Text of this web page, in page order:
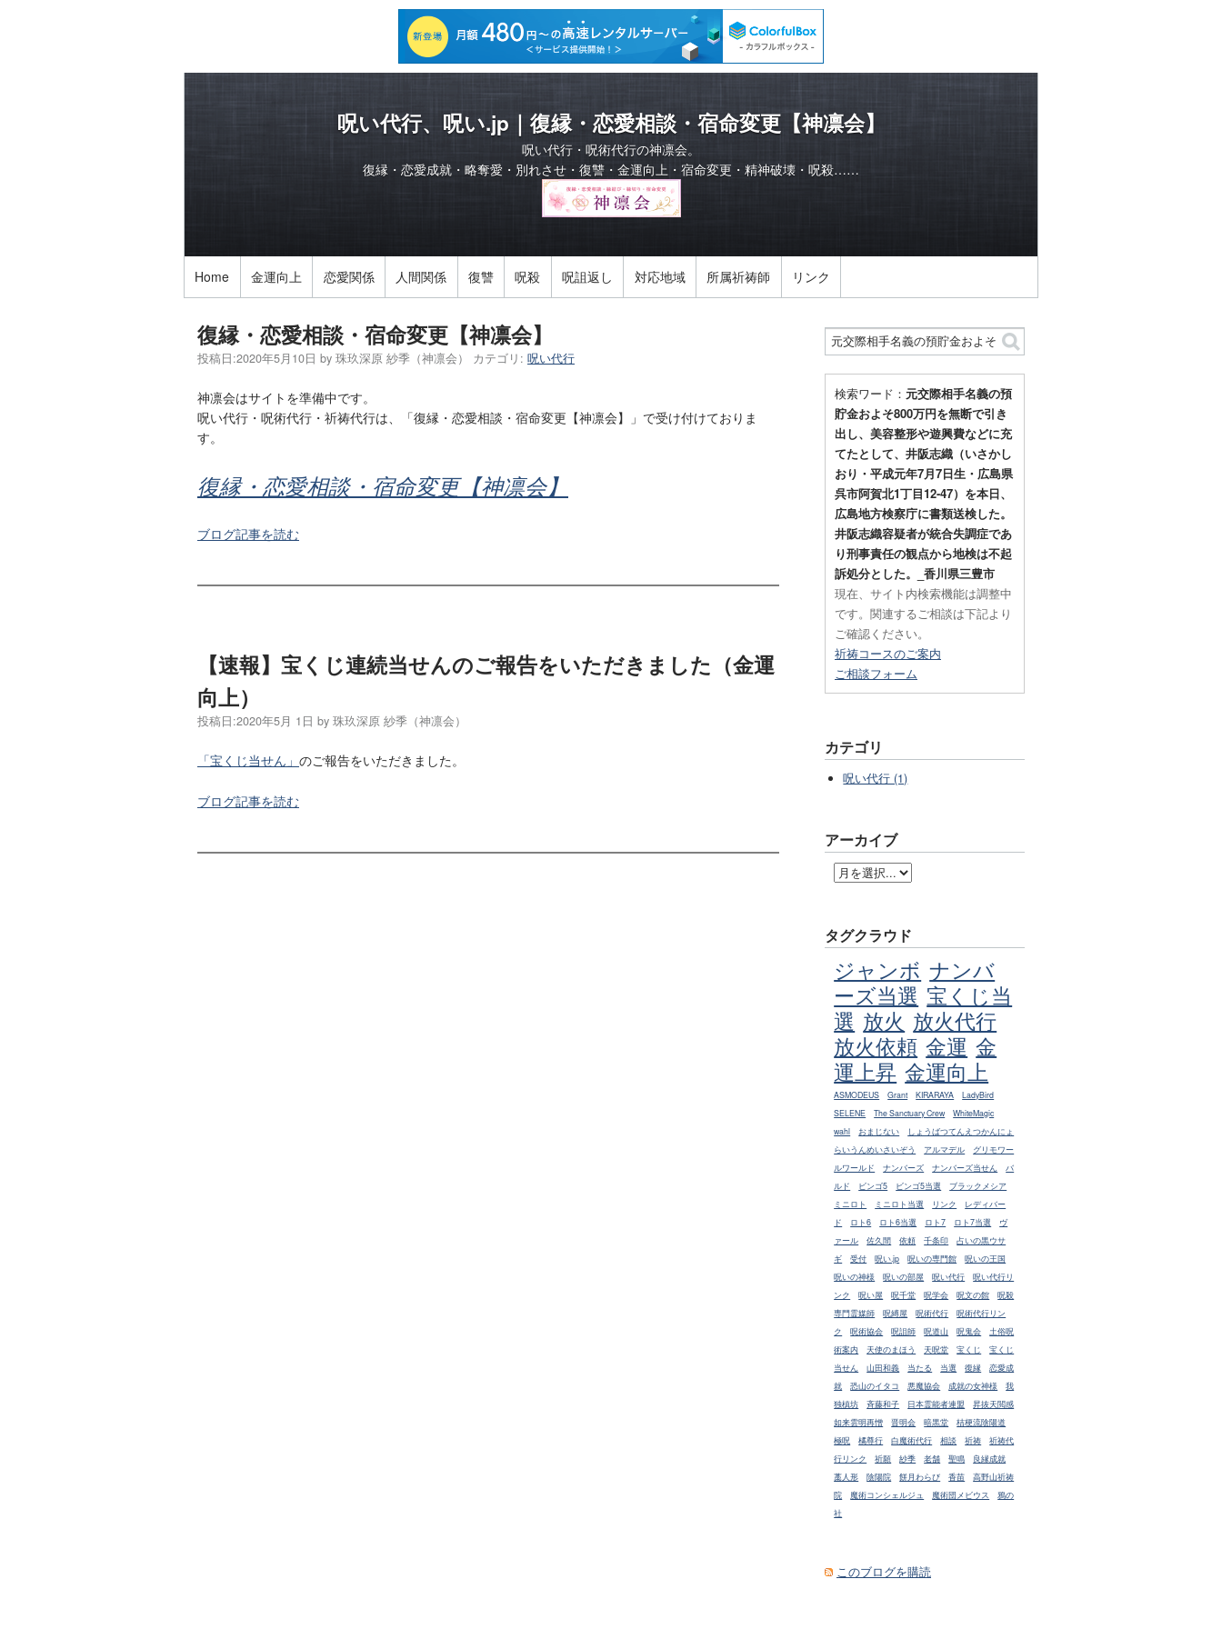
呪い代行、呪い.jp｜復縁・恋愛相談・宿命変更【神凛会】
呪い代行・呪術代行の神凛会。
復縁・恋愛成就・略奪愛・別れさせ・復讐・金運向上・宿命変更・精神破壊・呪殺……
Home 金運向上 恋愛関係 人間関係 復讐 呪殺 呪詛返し 対応地域 所属祈祷師 リンク
復縁・恋愛相談・宿命変更【神凛会】
投稿日:2020年5月10日 by 珠玖深原 紗季（神凛会） カテゴリ: 呪い代行
神凛会はサイトを準備中です。
呪い代行・呪術代行・祈祷代行は、「復縁・恋愛相談・宿命変更【神凛会】」で受け付けておりま
す。
復縁・恋愛相談・宿命変更【神凛会】
ブログ記事を読む
【速報】宝くじ連続当せんのご報告をいただきました（金運
向上）
投稿日:2020年5月 1日 by 珠玖深原 紗季（神凛会）
「宝くじ当せん」 のご報告をいただきました。
ブログ記事を読む
検索ワード： 元交際相手名義の預
貯金およそ800万円を無断で引き
出し、美容整形や遊興費などに充
てたとして、井阪志織（いさかし
おり・平成元年7月7日生・広島県
呉市阿賀北1丁目12-47）を本日、
広島地方検察庁に書類送検した。
井阪志織容疑者が統合失調症であ
り刑事責任の観点から地検は不起
訴処分とした。_香川県三豊市
現在、サイト内検索機能は調整中
です。関連するご相談は下記より
ご確認ください。
祈祷コースのご案内
ご相談フォーム
カテゴリ
呪い代行 (1)
アーカイブ
タグクラウド
ジャンボ ナンバ
ーズ当選 宝くじ当
選 放火 放火代行
放火依頼 金運 金
運上昇 金運向上
ASMODEUS Grant KIRARAYA
LadyBird
SELENE
The Sanctuary Crew
WhiteMagic
wahl
おまじない
しょうばつてんえつかんにょ
らいうんめいさいぞう
アルマデル
グリモワー
ルワールド
ナンバーズ ナンバーズ当せん
バ
ルド
ビンゴ5 ビンゴ5当選
ブラックメシア
ミニロト
ミニロト当選 リンク
レディバー
ド
ロト6 ロト6当選 ロト7 ロト7当選
ヴ
ァール
佐久間 依頼 千条印
占いの黒ウサ
ギ
受付 呪い.jp 呪いの専門館
呪いの王国
呪いの神様
呪いの部屋 呪い代行
呪い代行リ
ンク
呪い屋 呪千堂 呪学会 呪文の館
呪殺
専門霊媒師
呪縛屋 呪術代行
呪術代行リン
ク
呪術協会 呪詛師 呪道山 呪鬼会
土俗呪
術案内
天使のまほう 天呪堂 宝くじ
宝くじ
当せん
山田和義 当たる 当選 復縁
恋愛成
就
恐山のイタコ 悪魔協会 成就の女神様
我
独槙坊
斉藤和子 日本霊能者連盟
昇抜天閲感
如来雲明再憎
晋明会 暗黒堂
桔梗流陰陽道
極呪
橘尊行 白魔術代行 相談 祈祷
祈祷代
行リンク
祈願 紗季 老舗 聖鳴
良縁成就
藁人形
陰陽院 餅月わらび 香苗
高野山祈祷
院
魔術コンシェルジュ 魔術団メビウス
鴉の
社
このブログを購読